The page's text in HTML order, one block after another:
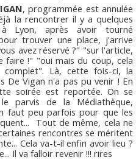
, programmée est annulée
la rencontrer il y a quelques
Lyon, après avoir tourné
trouver une place, j'arrive
avez réservé ?" "sur l'article,
faire !" "oui mais du coup, cela
Là, cette fois-ci, la
De Vigan n'a pas pu venir ! En
soirée est reportée. On se
parvis de la Médiathèque,
faut peu parfois pour que les
Tout de même, cela ne
rencontres se méritent
Cela va-t-il enfin avoir lieu ?
Il va falloir revenir !!! rires